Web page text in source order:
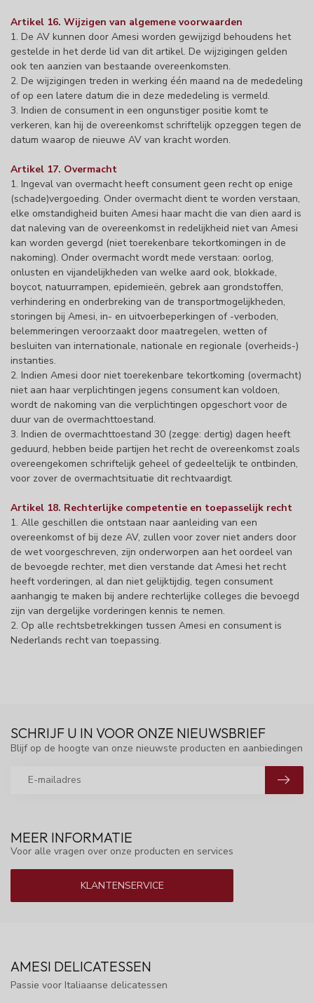
Artikel 16. Wijzigen van algemene voorwaarden
1. De AV kunnen door Amesi worden gewijzigd behoudens het
gestelde in het derde lid van dit artikel. De wijzigingen gelden
ook ten aanzien van bestaande overeenkomsten.
2. De wijzigingen treden in werking één maand na de mededeling
of op een latere datum die in deze mededeling is vermeld.
3. Indien de consument in een ongunstiger positie komt te
verkeren, kan hij de overeenkomst schriftelijk opzeggen tegen de
datum waarop de nieuwe AV van kracht worden.
Artikel 17. Overmacht
1. Ingeval van overmacht heeft consument geen recht op enige
(schade)vergoeding. Onder overmacht dient te worden verstaan,
elke omstandigheid buiten Amesi haar macht die van dien aard is
dat naleving van de overeenkomst in redelijkheid niet van Amesi
kan worden gevergd (niet toerekenbare tekortkomingen in de
nakoming). Onder overmacht wordt mede verstaan: oorlog,
onlusten en vijandelijkheden van welke aard ook, blokkade,
boycot, natuurrampen, epidemieën, gebrek aan grondstoffen,
verhindering en onderbreking van de transportmogelijkheden,
storingen bij Amesi, in- en uitvoerbeperkingen of -verboden,
belemmeringen veroorzaakt door maatregelen, wetten of
besluiten van internationale, nationale en regionale (overheids-)
instanties.
2. Indien Amesi door niet toerekenbare tekortkoming (overmacht)
niet aan haar verplichtingen jegens consument kan voldoen,
wordt de nakoming van die verplichtingen opgeschort voor de
duur van de overmachttoestand.
3. Indien de overmachttoestand 30 (zegge: dertig) dagen heeft
geduurd, hebben beide partijen het recht de overeenkomst zoals
overeengekomen schriftelijk geheel of gedeeltelijk te ontbinden,
voor zover de overmachtsituatie dit rechtvaardigt.
Artikel 18. Rechterlijke competentie en toepasselijk recht
1. Alle geschillen die ontstaan naar aanleiding van een
overeenkomst of bij deze AV, zullen voor zover niet anders door
de wet voorgeschreven, zijn onderworpen aan het oordeel van
de bevoegde rechter, met dien verstande dat Amesi het recht
heeft vorderingen, al dan niet gelijktijdig, tegen consument
aanhangig te maken bij andere rechterlijke colleges die bevoegd
zijn van dergelijke vorderingen kennis te nemen.
2. Op alle rechtsbetrekkingen tussen Amesi en consument is
Nederlands recht van toepassing.
MEER INFORMATIE
Voor alle vragen over onze producten en services
KLANTENSERVICE
SCHRIJF U IN VOOR ONZE NIEUWSBRIEF
Blijf op de hoogte van onze nieuwste producten en aanbiedingen
AMESI DELICATESSEN
Passie voor Italiaanse delicatessen